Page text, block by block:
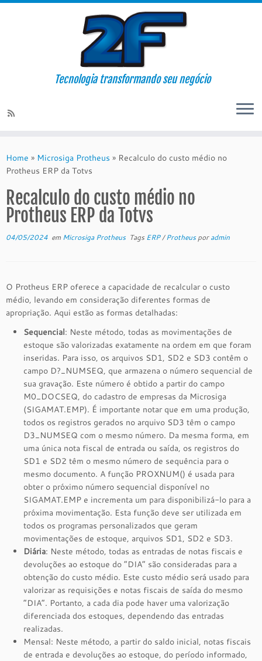
content
Tecnologia transformando seu negócio
Home » Microsiga Protheus » Recalculo do custo médio no
Protheus ERP da Totvs
Recalculo do custo médio no
Protheus ERP da Totvs
04/05/2024 em Microsiga Protheus Tags ERP/Protheusporadmin
O Protheus ERP oferece a capacidade de recalcular o custo
médio, levando em consideração diferentes formas de
apropriação. Aqui estão as formas detalhadas:
Sequencial: Neste método, todas as movimentações de
estoque são valorizadas exatamente na ordem em que foram
inseridas. Para isso, os arquivos SD1, SD2 e SD3 contêm o
campo D?_NUMSEQ, que armazena o número sequencial de
sua gravação. Este número é obtido a partir do campo
M0_DOCSEQ, do cadastro de empresas da Microsiga
(SIGAMAT.EMP). É importante notar que em uma produção,
todos os registros gerados no arquivo SD3 têm o campo
D3_NUMSEQ com o mesmo número. Da mesma forma, em
uma única nota fiscal de entrada ou saída, os registros do
SD1 e SD2 têm o mesmo número de sequência para o
mesmo documento. A função PROXNUM() é usada para
obter o próximo número sequencial disponível no
SIGAMAT.EMP e incrementa um para disponibilizá-lo para a
próxima movimentação. Esta função deve ser utilizada em
todos os programas personalizados que geram
movimentações de estoque, arquivos SD1, SD2 e SD3.
Diária: Neste método, todas as entradas de notas fiscais e
devoluções ao estoque do “DIA” são consideradas para a
obtenção do custo médio. Este custo médio será usado para
valorizar as requisições e notas fiscais de saída do mesmo
“DIA”. Portanto, a cada dia pode haver uma valorização
diferenciada dos estoques, dependendo das entradas
realizadas.
Mensal: Neste método, a partir do saldo inicial, notas fiscais
de entrada e devoluções ao estoque, do período informado,